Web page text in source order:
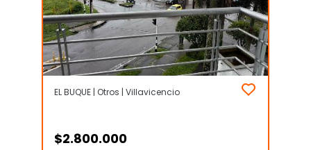
EL BUQUE | Otros | Villavicencio
$2.800.000